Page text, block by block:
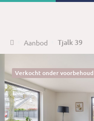
HomeAanbod Tjalk 39
Verkocht onder voorbehoud